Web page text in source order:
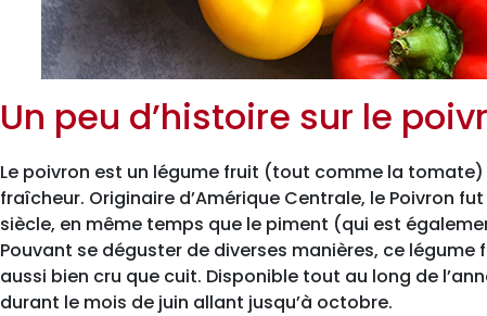
Un peu d’histoire sur le
Le poivron est un légume fruit (tout comme la tomate)
fraîcheur. Originaire d’Amérique Centrale, le Poivron
siècle, en même temps que le piment (qui est
Pouvant se déguster de diverses manières, ce
aussi bien cru que cuit. Disponible tout au long de
durant le mois de juin allant jusqu’à octobre.